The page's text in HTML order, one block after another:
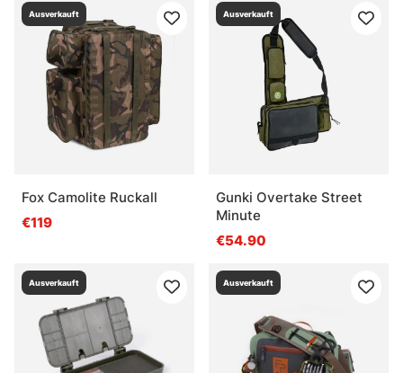
Ausverkauft
Fox Camolite Ruckall
€119
Ausverkauft
Gunki Overtake Street
Minute
€54.90
Ausverkauft Ausverkauft